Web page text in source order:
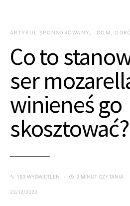
ARTYKUŁ SPONSOROWANY DOM,
Co to
ser
winieneś go
skosztować?
193 WYŚWIETLEŃ 2 MINUT CZYTANIA
22/12/2022